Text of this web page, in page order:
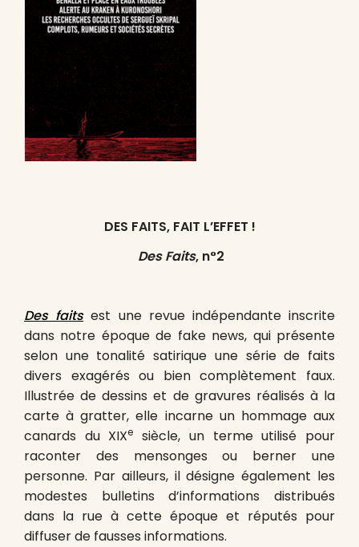
DES FAITS, FAIT L’EFFET !
Des Faits, n°2
Des faits est une revue indépendante inscrite
dans notre époque de fake news, qui présente
selon une tonalité satirique une série de faits
divers exagérés ou bien complètement faux.
Illustrée de dessins et de gravures réalisés à la
carte à gratter, elle incarne un hommage aux
canards du XIXe
siècle, un terme utilisé pour
raconter des mensonges ou berner une
personne. Par ailleurs, il désigne également les
modestes bulletins d’informations distribués
dans la rue à cette époque et réputés pour
diffuser de fausses informations.